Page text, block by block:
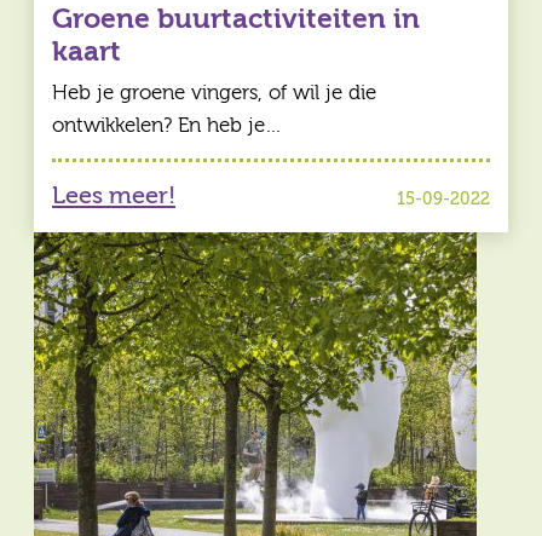
Groene buurtactiviteiten in
kaart
Heb je groene vingers, of wil je die
ontwikkelen? En heb je…
Lees meer! 15-09-2022